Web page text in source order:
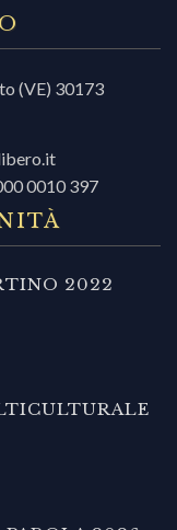
(VE) 30173
0010 397
2022